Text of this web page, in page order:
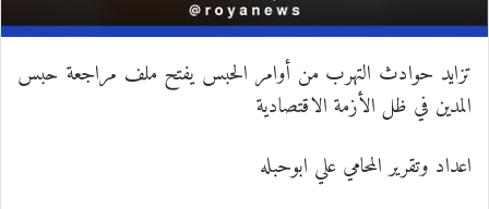
تزايد حوادث التهرب من أوامر الحبس يفتح ملف مراجعة حبس
المدين في ظل الأزمة الاقتصادية
اعداد وتقرير المحامي علي ابوحبله